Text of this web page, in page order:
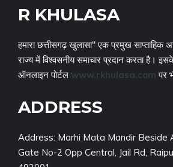
R KHULASA
हमारा छत्तीसगढ़ खुलासा" एक प्रमुख साप्ताहिक
राज्य में विश्वसनीय समाचार प्रदान करता है।
ऑनलाइन पोर्टल www.rkhulasa.com पर
ADDRESS
Address: Marhi Mata Mandir Beside
Gate No-2 Opp Central, Jail Rd,